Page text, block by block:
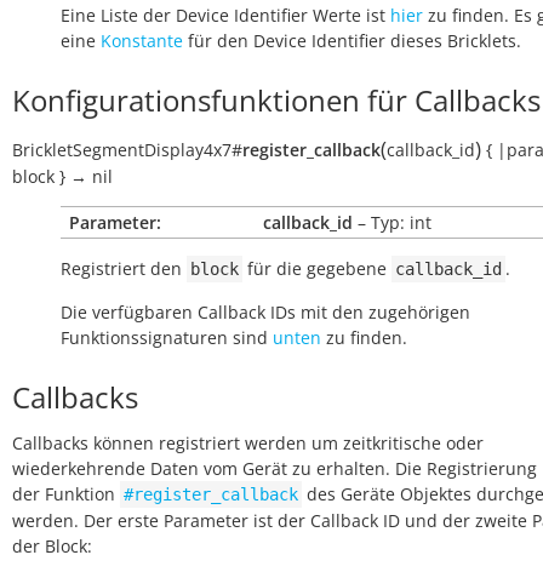
Eine Liste der Device Identifier Werte ist hier zu finden. Es
eine Konstante für den Device Identifier dieses Bricklets.
Konfigurationsfunktionen für Callbacks
BrickletSegmentDisplay4x7#register_callback(callback_id) {
block } → nil
Parameter:
callback_id – Typ: int
Registriert den
block für die gegebene callback_id .
Die verfügbaren Callback IDs mit den zugehörigen
Funktionssignaturen sind unten zu finden.
Callbacks
Callbacks können registriert werden um zeitkritische oder
wiederkehrende Daten vom Gerät zu erhalten. Die
der Funktion #register_callback des Geräte Objektes
werden. Der erste Parameter ist der Callback ID und der zweite
der Block: